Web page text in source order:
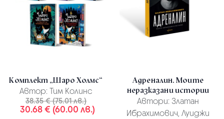
Комплект „Шаро Холмс“
Автор: Тим Колинс
38.35 € (75.01 лв.)
30.68 € (60.00 лв.)
Адреналин. Моите
неразказани истории
Автори: Златан
Ибрахимович, Луиджи